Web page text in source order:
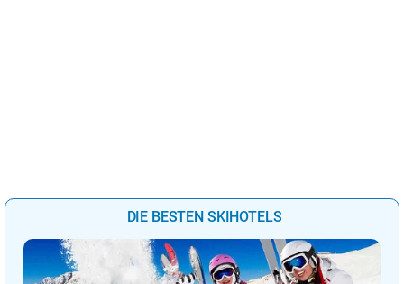
DIE BESTEN SKIHOTELS